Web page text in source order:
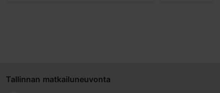
Tallinnan matkailuneuvonta